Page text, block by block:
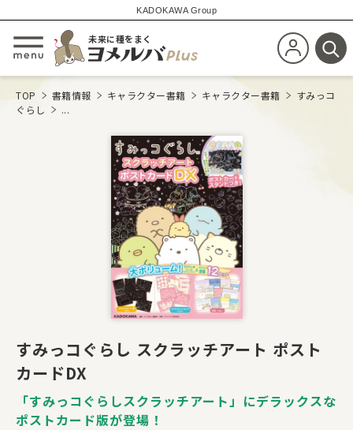
KADOKAWA Group
メニューを開閉する
未来に種をまく
新規会員登
検
TOP 書籍情報 キャラクター書籍 キャラクター書籍
すみっコ
ぐらし
...
すみっコぐらし スクラッチアート ポスト
カードDX
「すみっコぐらしスクラッチアート」にデラックスな
ポストカード版が登場！